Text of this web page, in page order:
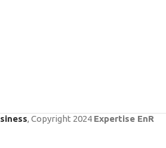
, Copyright 2024 Expertise EnR